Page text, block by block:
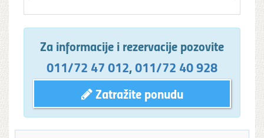
Za informacije i rezervacije pozovite
011/72 47 012,011/72 40 928
Zatražite ponudu